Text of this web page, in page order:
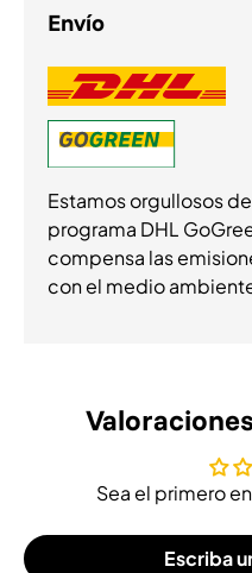
Envío
Estamos orgullosos
programa DHL
compensa las
con el medio
Sea el primero
Escriba